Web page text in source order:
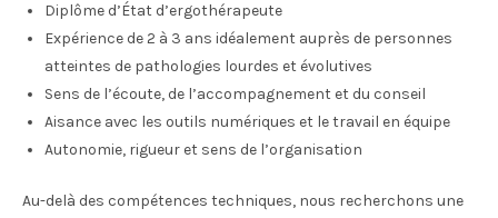
Diplôme d’État d’ergothérapeute
Expérience de 2 à 3 ans idéalement auprès de personnes
atteintes de pathologies lourdes et évolutives
Sens de l’écoute, de l’accompagnement et du conseil
Aisance avec les outils numériques et le travail en équipe
Autonomie, rigueur et sens de l’organisation
Au-delà des compétences techniques, nous recherchons une